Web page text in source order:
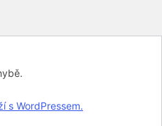
s WordPressem.